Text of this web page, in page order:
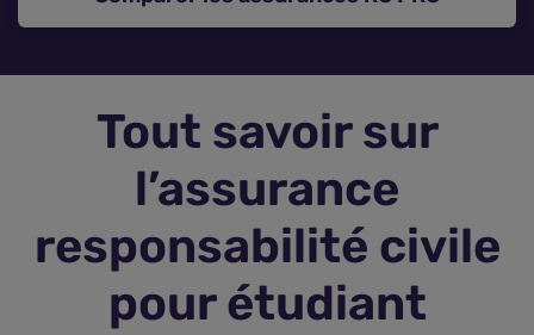
Plus d'assurances
Tout savoir sur
l’assurance
responsabilité civile
pour étudiant